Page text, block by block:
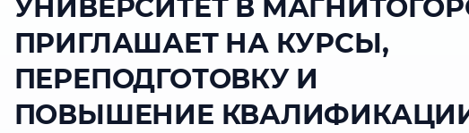
УНИВЕРСИТЕТ В
ПРИГЛАШАЕТ НА КУРСЫ,
ПЕРЕПОДГОТОВКУ И
ПОВЫШЕНИЕ